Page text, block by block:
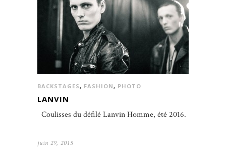
BACKSTAGES, FASHION, PHOTO
LANVIN
Coulisses du défilé Lanvin Homme, été 2016.
juin 29, 2015